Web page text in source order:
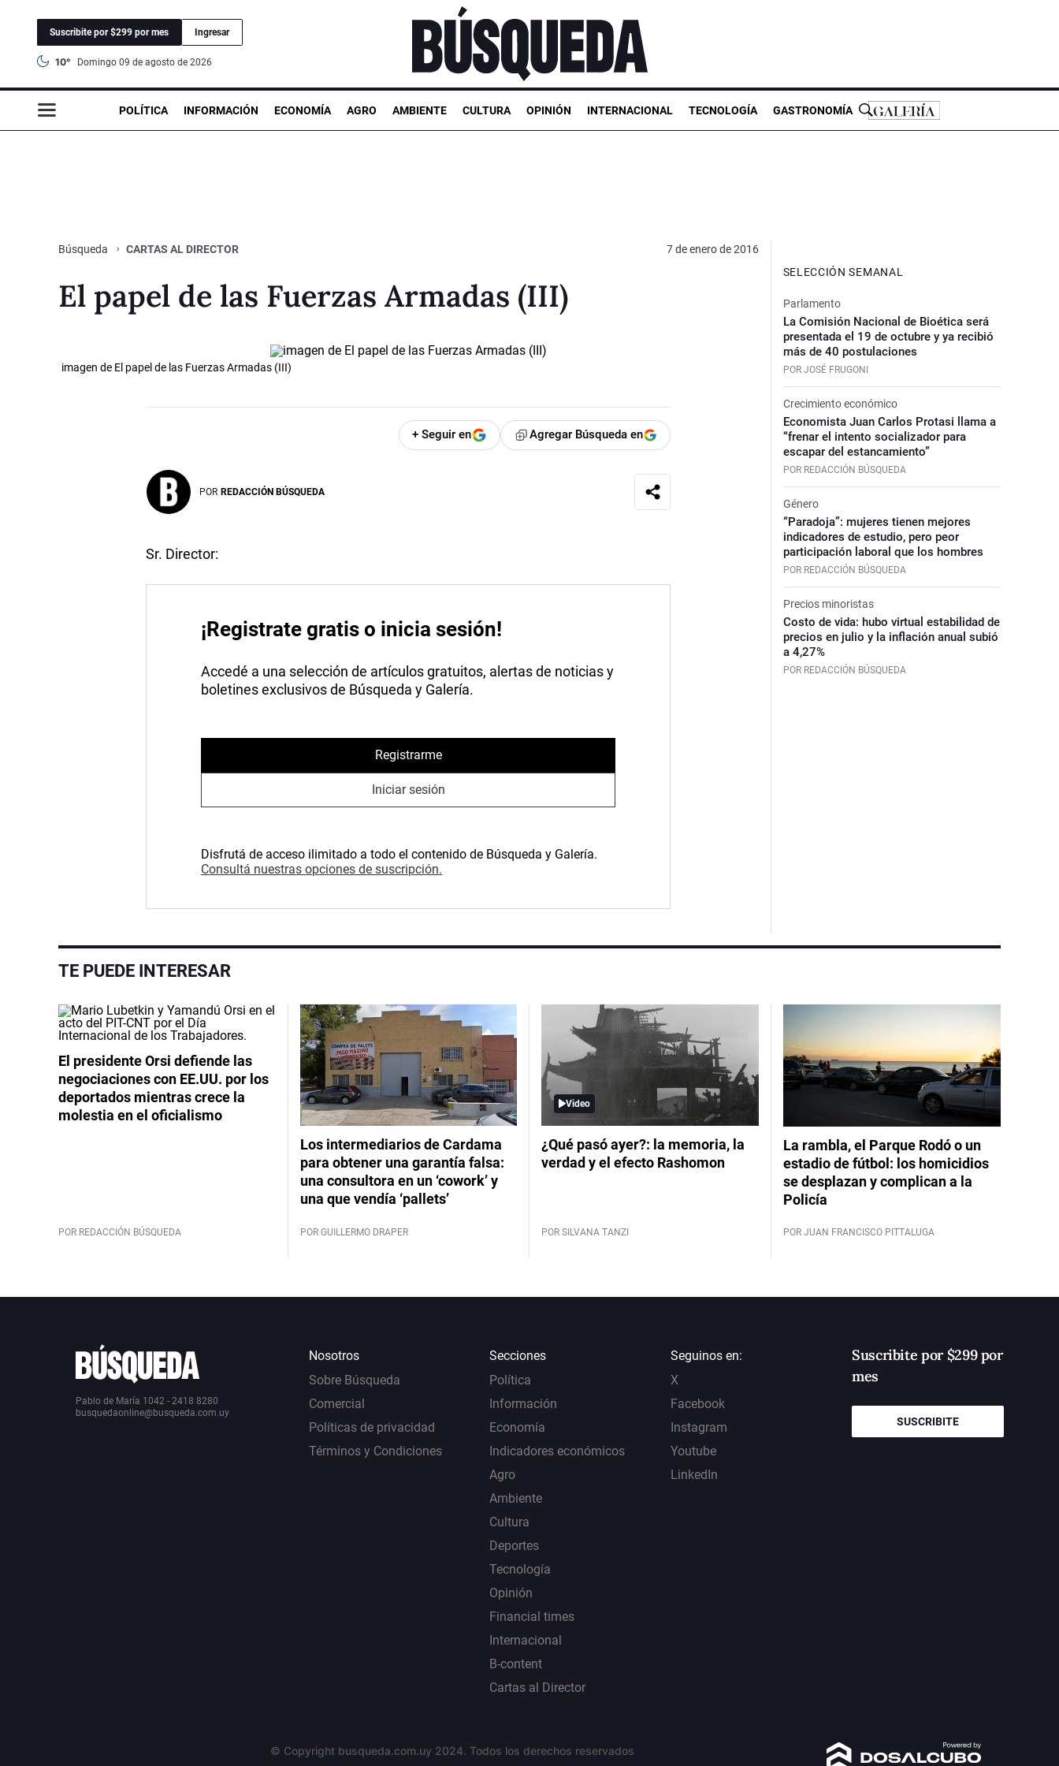
Suscribite por $299 por mes Ingresar
10° domingo 09 de agosto de 2026
POLÍTICA INFORMACIÓN ECONOMÍA AGRO AMBIENTE CULTURA OPINIÓN INTERNACIONAL TECNOLOGÍA GASTRONOMÍA
Búsqueda CARTAS AL DIRECTOR 7 de enero de 2016
El papel de las Fuerzas Armadas (III)
imagen de El papel de las Fuerzas Armadas (III)
+ Seguir en Agregar Búsqueda en
POR REDACCIÓN BÚSQUEDA
Sr. Director:
¡Registrate gratis o inicia sesión!
Accedé a una selección de artículos gratuitos, alertas de noticias y
boletines exclusivos de Búsqueda y Galería.
Registrarme
Iniciar sesión
Disfrutá de acceso ilimitado a todo el contenido de Búsqueda y Galería.
Consultá nuestras opciones de suscripción.
SELECCIÓN SEMANAL
Parlamento
La Comisión Nacional de Bioética será
presentada el 19 de octubre y ya recibió
más de 40 postulaciones
POR JOSÉ FRUGONI
Crecimiento económico
Economista Juan Carlos Protasi llama a
“frenar el intento socializador para
escapar del estancamiento”
POR REDACCIÓN BÚSQUEDA
Género
“Paradoja”: mujeres tienen mejores
indicadores de estudio, pero peor
participación laboral que los hombres
POR REDACCIÓN BÚSQUEDA
Precios minoristas
Costo de vida: hubo virtual estabilidad de
precios en julio y la inflación anual subió
a 4,27%
POR REDACCIÓN BÚSQUEDA
TE PUEDE INTERESAR
El presidente Orsi defiende las
negociaciones con EE.UU. por los
deportados mientras crece la
molestia en el oficialismo
POR REDACCIÓN BÚSQUEDA
Los intermediarios de Cardama
para obtener una garantía falsa:
una consultora en un ‘cowork’ y
una que vendía ‘pallets’
POR GUILLERMO DRAPER
Video
¿Qué pasó ayer?: la memoria, la
verdad y el efecto Rashomon
POR SILVANA TANZI
La rambla, el Parque Rodó o un
estadio de fútbol: los homicidios
se desplazan y complican a la
Policía
POR JUAN FRANCISCO PITTALUGA
Pablo de María 1042 - 2418 8280
busquedaonline@busqueda.com.uy
Nosotros
Sobre Búsqueda
Comercial
Políticas de privacidad
Términos y Condiciones
Secciones
Política
Información
Economía
Indicadores económicos
Agro
Ambiente
Cultura
Deportes
Tecnología
Opinión
Financial times
Internacional
B-content
Cartas al Director
Seguinos en:
X
Facebook
Instagram
Youtube
LinkedIn
Suscribite por $299 por
mes
SUSCRIBITE
© Copyright busqueda.com.uy 2024. Todos los derechos reservados